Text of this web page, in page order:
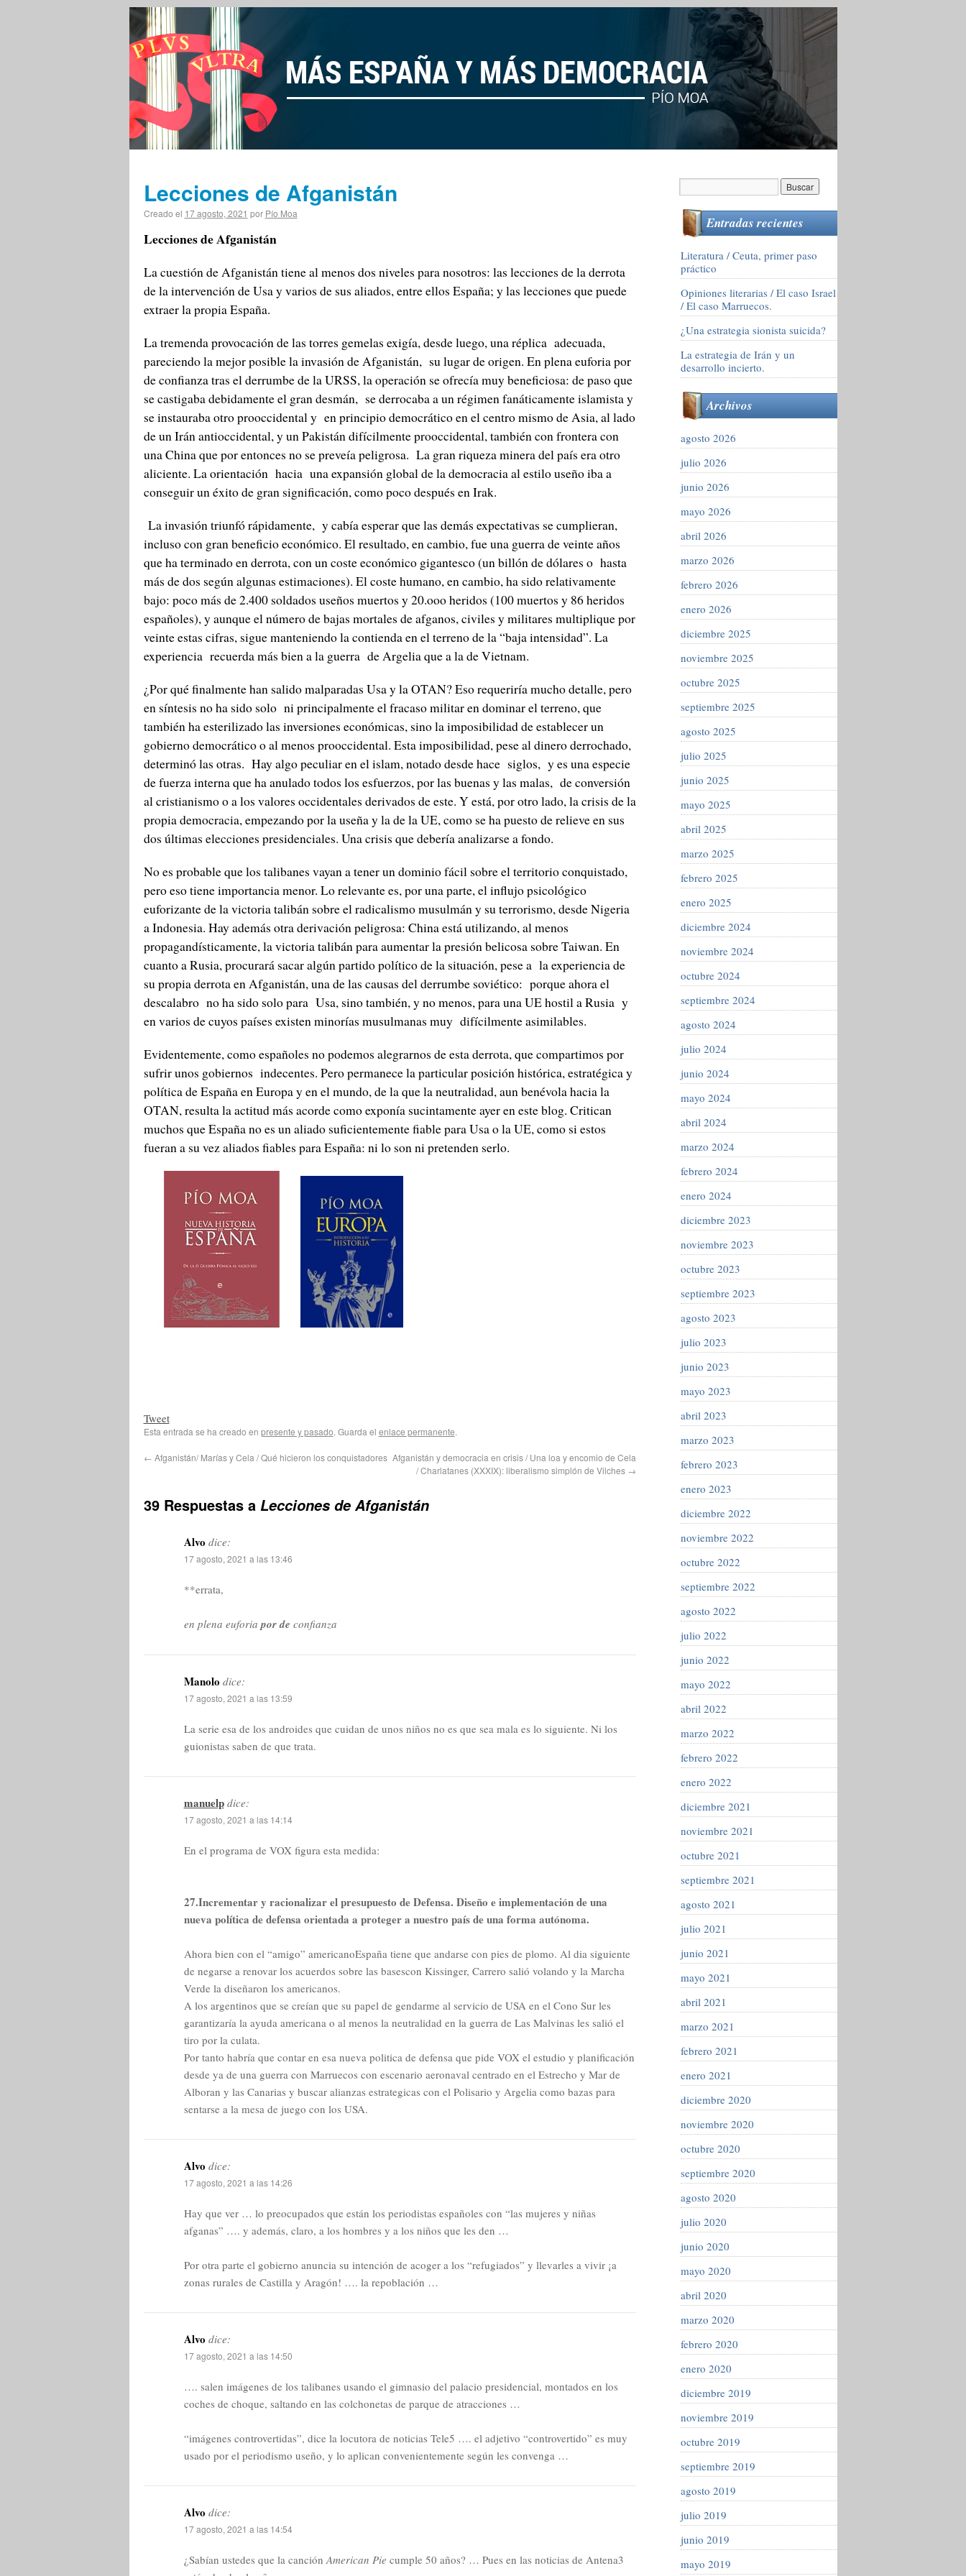
Lecciones de Afganistán
Creado el 17 agosto, 2021 por Pío Moa
Lecciones de Afganistán
La cuestión de Afganistán tiene al menos dos niveles para nosotros: las lecciones de la derrota
de la intervención de Usa y varios de sus aliados, entre ellos España; y las lecciones que puede
extraer la propia España.
La tremenda provocación de las torres gemelas exigía, desde luego, una réplica adecuada,
pareciendo la mejor posible la invasión de Afganistán, su lugar de origen. En plena euforia por
de confianza tras el derrumbe de la URSS, la operación se ofrecía muy beneficiosa: de paso que
se castigaba debidamente el gran desmán, se derrocaba a un régimen fanáticamente islamista y
se instauraba otro prooccidental y en principio democrático en el centro mismo de Asia, al lado
de un Irán antioccidental, y un Pakistán difícilmente prooccidental, también con frontera con
una China que por entonces no se preveía peligrosa. La gran riqueza minera del país era otro
aliciente. La orientación hacia una expansión global de la democracia al estilo useño iba a
conseguir un éxito de gran significación, como poco después en Irak.
La invasión triunfó rápidamente, y cabía esperar que las demás expectativas se cumplieran,
incluso con gran beneficio económico. El resultado, en cambio, fue una guerra de veinte años
que ha terminado en derrota, con un coste económico gigantesco (un billón de dólares o hasta
más de dos según algunas estimaciones). El coste humano, en cambio, ha sido relativamente
bajo: poco más de 2.400 soldados useños muertos y 20.ooo heridos (100 muertos y 86 heridos
españoles), y aunque el número de bajas mortales de afganos, civiles y militares multiplique por
veinte estas cifras, sigue manteniendo la contienda en el terreno de la “baja intensidad”. La
experiencia recuerda más bien a la guerra de Argelia que a la de Vietnam.
¿Por qué finalmente han salido malparadas Usa y la OTAN? Eso requeriría mucho detalle, pero
en síntesis no ha sido solo ni principalmente el fracaso militar en dominar el terreno, que
también ha esterilizado las inversiones económicas, sino la imposibilidad de establecer un
gobierno democrático o al menos prooccidental. Esta imposibilidad, pese al dinero derrochado,
determinó las otras. Hay algo peculiar en el islam, notado desde hace siglos, y es una especie
de fuerza interna que ha anulado todos los esfuerzos, por las buenas y las malas, de conversión
al cristianismo o a los valores occidentales derivados de este. Y está, por otro lado, la crisis de la
propia democracia, empezando por la useña y la de la UE, como se ha puesto de relieve en sus
dos últimas elecciones presidenciales. Una crisis que debería analizarse a fondo.
No es probable que los talibanes vayan a tener un dominio fácil sobre el territorio conquistado,
pero eso tiene importancia menor. Lo relevante es, por una parte, el influjo psicológico
euforizante de la victoria talibán sobre el radicalismo musulmán y su terrorismo, desde Nigeria
a Indonesia. Hay además otra derivación peligrosa: China está utilizando, al menos
propagandísticamente, la victoria talibán para aumentar la presión belicosa sobre Taiwan. En
cuanto a Rusia, procurará sacar algún partido político de la situación, pese a la experiencia de
su propia derrota en Afganistán, una de las causas del derrumbe soviético: porque ahora el
descalabro no ha sido solo para Usa, sino también, y no menos, para una UE hostil a Rusia y
en varios de cuyos países existen minorías musulmanas muy difícilmente asimilables.
Evidentemente, como españoles no podemos alegrarnos de esta derrota, que compartimos por
sufrir unos gobiernos indecentes. Pero permanece la particular posición histórica, estratégica y
política de España en Europa y en el mundo, de la que la neutralidad, aun benévola hacia la
OTAN, resulta la actitud más acorde como exponía sucintamente ayer en este blog. Critican
muchos que España no es un aliado suficientemente fiable para Usa o la UE, como si estos
fueran a su vez aliados fiables para España: ni lo son ni pretenden serlo.
Tweet
Esta entrada se ha creado en presente y pasado. Guarda el enlace permanente.
← Afganistán/ Marías y Cela / Qué hicieron los conquistadores Afganistán y democracia en crisis / Una loa y encomio de Cela
/ Charlatanes (XXXIX): liberalismo simplón de Vilches →
39 Respuestas a Lecciones de Afganistán
Alvo dice:
17 agosto, 2021 a las 13:46
**errata,
en plena euforiapor de confianza
Manolo dice:
17 agosto, 2021 a las 13:59
La serie esa de los androides que cuidan de unos niños no es que sea mala es lo siguiente. Ni los
guionistas saben de que trata.
manuelp dice:
17 agosto, 2021 a las 14:14
En el programa de VOX figura esta medida:
27.Incrementar y racionalizar el presupuesto de Defensa. Diseño e implementación de una
nueva política de defensa orientada a proteger a nuestro país de una forma autónoma.
Ahora bien con el “amigo” americanoEspaña tiene que andarse con pies de plomo. Al dia siguiente
de negarse a renovar los acuerdos sobre las basescon Kissinger, Carrero salió volando y la Marcha
Verde la diseñaron los americanos.
A los argentinos que se creían que su papel de gendarme al servicio de USA en el Cono Sur les
garantizaría la ayuda americana o al menos la neutralidad en la guerra de Las Malvinas les salió el
tiro por la culata.
Por tanto habría que contar en esa nueva politica de defensa que pide VOX el estudio y planificación
desde ya de una guerra con Marruecos con escenario aeronaval centrado en el Estrecho y Mar de
Alboran y las Canarias y buscar alianzas estrategicas con el Polisario y Argelia como bazas para
sentarse a la mesa de juego con los USA.
Alvo dice:
17 agosto, 2021 a las 14:26
Hay que ver … lo preocupados que están los periodistas españoles con “las mujeres y niñas
afganas” …. y además, claro, a los hombres y a los niños que les den …
Por otra parte el gobierno anuncia su intención de acoger a los “refugiados” y llevarles a vivir ¡a
zonas rurales de Castilla y Aragón! …. la repoblación …
Alvo dice:
17 agosto, 2021 a las 14:50
…. salen imágenes de los talibanes usando el gimnasio del palacio presidencial, montados en los
coches de choque, saltando en las colchonetas de parque de atracciones …
“imágenes controvertidas”, dice la locutora de noticias Tele5 …. el adjetivo “controvertido” es muy
usado por el periodismo useño, y lo aplican convenientemente según les convenga …
Alvo dice:
17 agosto, 2021 a las 14:54
¿Sabían ustedes que la canciónAmerican Pie cumple 50 años? … Pues en las noticias de Antena3
Entradas recientes
Literatura / Ceuta, primer paso
práctico
Opiniones literarias / El caso Israel
/ El caso Marruecos.
¿Una estrategia sionista suicida?
La estrategia de Irán y un
desarrollo incierto.
Archivos
agosto 2026
julio 2026
junio 2026
mayo 2026
abril 2026
marzo 2026
febrero 2026
enero 2026
diciembre 2025
noviembre 2025
octubre 2025
septiembre 2025
agosto 2025
julio 2025
junio 2025
mayo 2025
abril 2025
marzo 2025
febrero 2025
enero 2025
diciembre 2024
noviembre 2024
octubre 2024
septiembre 2024
agosto 2024
julio 2024
junio 2024
mayo 2024
abril 2024
marzo 2024
febrero 2024
enero 2024
diciembre 2023
noviembre 2023
octubre 2023
septiembre 2023
agosto 2023
julio 2023
junio 2023
mayo 2023
abril 2023
marzo 2023
febrero 2023
enero 2023
diciembre 2022
noviembre 2022
octubre 2022
septiembre 2022
agosto 2022
julio 2022
junio 2022
mayo 2022
abril 2022
marzo 2022
febrero 2022
enero 2022
diciembre 2021
noviembre 2021
octubre 2021
septiembre 2021
agosto 2021
julio 2021
junio 2021
mayo 2021
abril 2021
marzo 2021
febrero 2021
enero 2021
diciembre 2020
noviembre 2020
octubre 2020
septiembre 2020
agosto 2020
julio 2020
junio 2020
mayo 2020
abril 2020
marzo 2020
febrero 2020
enero 2020
diciembre 2019
noviembre 2019
octubre 2019
septiembre 2019
agosto 2019
julio 2019
junio 2019
mayo 2019